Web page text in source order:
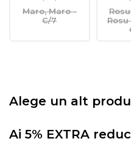
Maro, Maro -
C/7
Alege un alt
Ai 5% EXTRA